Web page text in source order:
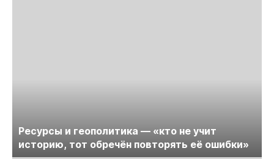
Ресурсы и геополитика — «кто не учит
историю, тот обречён повторять её ошибки»